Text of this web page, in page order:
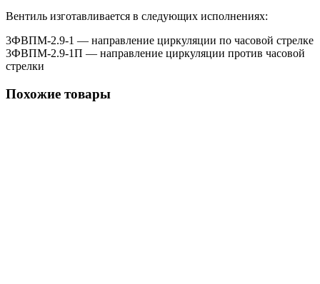
Вентиль изготавливается в следующих исполнениях:
3ФВПМ-2.9-1 — направление циркуляции по часовой стрелке
3ФВПМ-2.9-1П — направление циркуляции против часовой
стрелки
Похожие товары